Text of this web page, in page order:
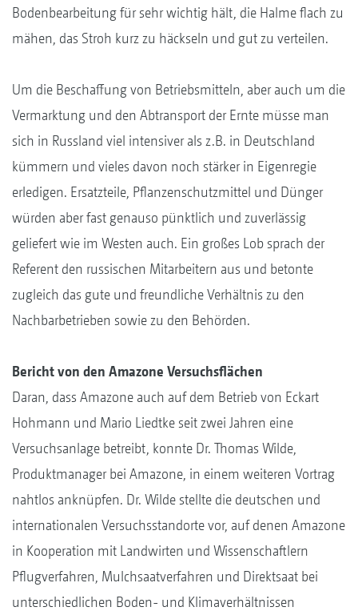
Bodenbearbeitung für sehr wichtig hält, die Halme flach zu
mähen, das Stroh kurz zu häckseln und gut zu verteilen.
Um die Beschaffung von Betriebsmitteln, aber auch um die
Vermarktung und den Abtransport der Ernte müsse man
sich in Russland viel intensiver als z.B. in Deutschland
kümmern und vieles davon noch stärker in Eigenregie
erledigen. Ersatzteile, Pflanzenschutzmittel und Dünger
würden aber fast genauso pünktlich und zuverlässig
geliefert wie im Westen auch. Ein großes Lob sprach der
Referent den russischen Mitarbeitern aus und betonte
zugleich das gute und freundliche Verhältnis zu den
Nachbarbetrieben sowie zu den Behörden.
Bericht von den Amazone Versuchsflächen
Daran, dass Amazone auch auf dem Betrieb von Eckart
Hohmann und Mario Liedtke seit zwei Jahren eine
Versuchsanlage betreibt, konnte Dr. Thomas Wilde,
Produktmanager bei Amazone, in einem weiteren Vortrag
nahtlos anknüpfen. Dr. Wilde stellte die deutschen und
internationalen Versuchsstandorte vor, auf denen Amazone
in Kooperation mit Landwirten und Wissenschaftlern
Pflugverfahren, Mulchsaatverfahren und Direktsaat bei
unterschiedlichen Boden- und Klimaverhältnissen